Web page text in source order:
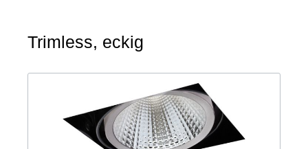
Trimless, eckig